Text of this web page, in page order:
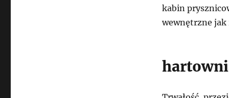
kabin
wewnętrzne jak